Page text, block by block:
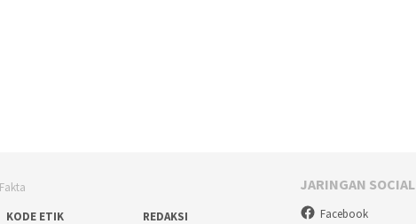
KODE ETIK REDAKSI
JARINGAN SOCIAL
Facebook